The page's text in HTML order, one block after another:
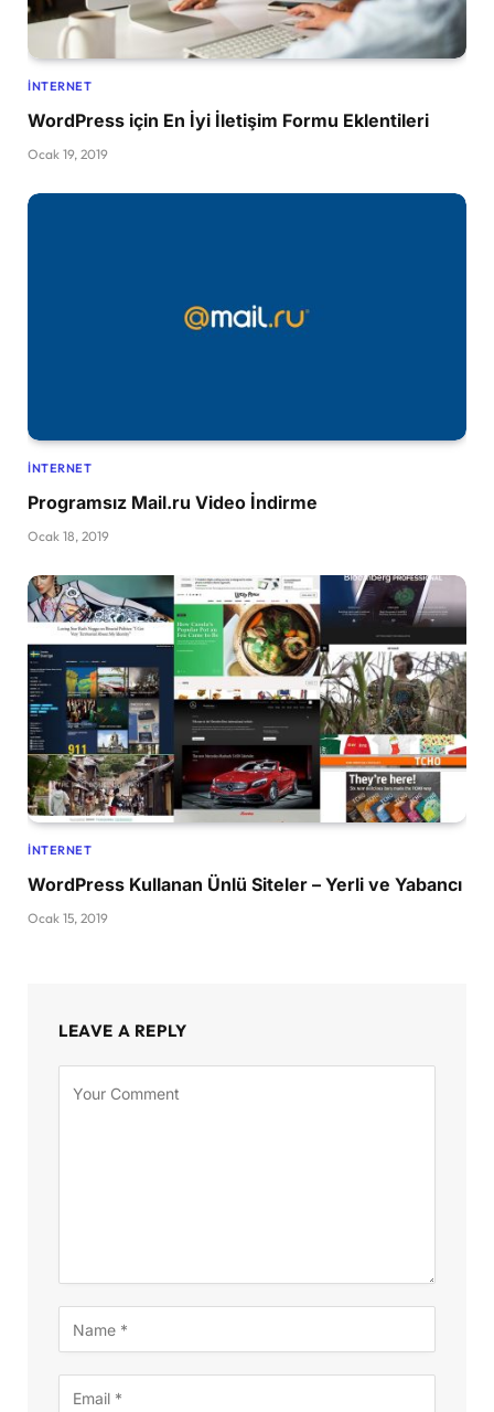
İNTERNET
WordPress için En İyi İletişim Formu Eklentileri
Ocak 19, 2019
İNTERNET
Programsız Mail.ru Video İndirme
Ocak 18, 2019
İNTERNET
WordPress Kullanan Ünlü Siteler – Yerli ve Yabancı
Ocak 15, 2019
LEAVE A REPLY